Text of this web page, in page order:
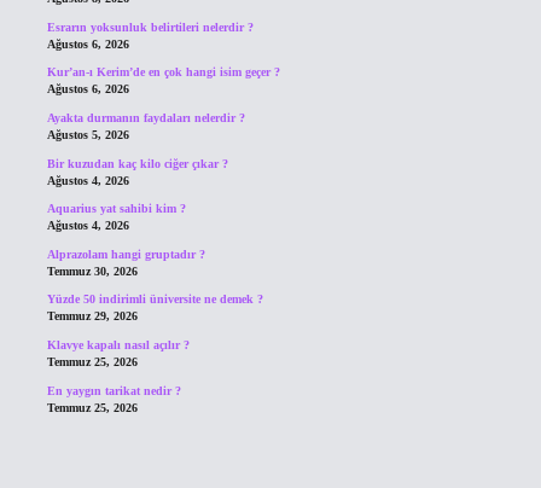
Esrarın yoksunluk belirtileri nelerdir ?
Ağustos 6, 2026
Kur’an-ı Kerim’de en çok hangi isim geçer ?
Ağustos 6, 2026
Ayakta durmanın faydaları nelerdir ?
Ağustos 5, 2026
Bir kuzudan kaç kilo ciğer çıkar ?
Ağustos 4, 2026
Aquarius yat sahibi kim ?
Ağustos 4, 2026
Alprazolam hangi gruptadır ?
Temmuz 30, 2026
Yüzde 50 indirimli üniversite ne demek ?
Temmuz 29, 2026
Klavye kapalı nasıl açılır ?
Temmuz 25, 2026
En yaygın tarikat nedir ?
Temmuz 25, 2026